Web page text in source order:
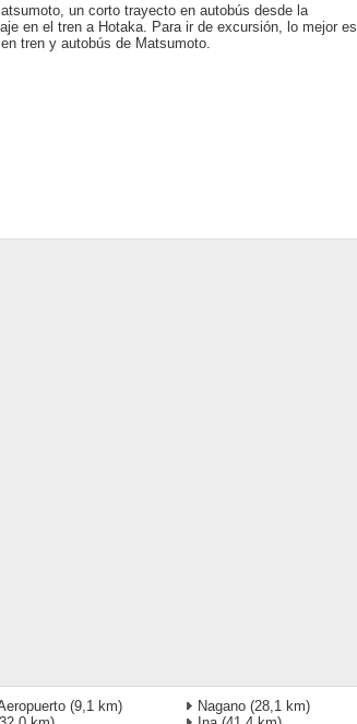
un corto trayecto en autobús desde la
en el tren a Hotaka. Para ir de excursión, lo mejor es
tren y autobús de Matsumoto.
(9,1 km) Nagano (28,1 km)